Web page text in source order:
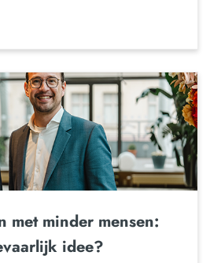
met minder mensen:
idee?